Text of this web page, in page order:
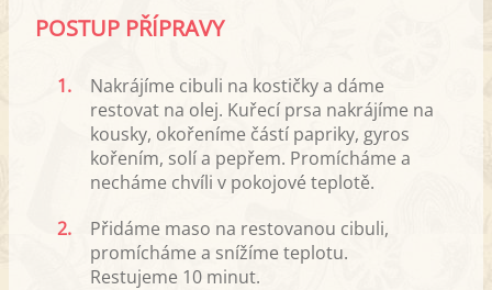
POSTUP PŘÍPRAVY
1.
Nakrájíme cibuli na kostičky a dáme
restovat na olej. Kuřecí prsa nakrájíme na
kousky, okořeníme částí papriky, gyros
kořením, solí a pepřem. Promícháme a
necháme chvíli v pokojové teplotě.
2.
Přidáme maso na restovanou cibuli,
promícháme a snížíme teplotu.
Restujeme 10 minut.